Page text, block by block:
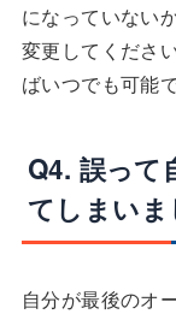
になっていない
変更してくださ
ばいつでも可能で
Q4. 誤って
てしまい
自分が最後のオ